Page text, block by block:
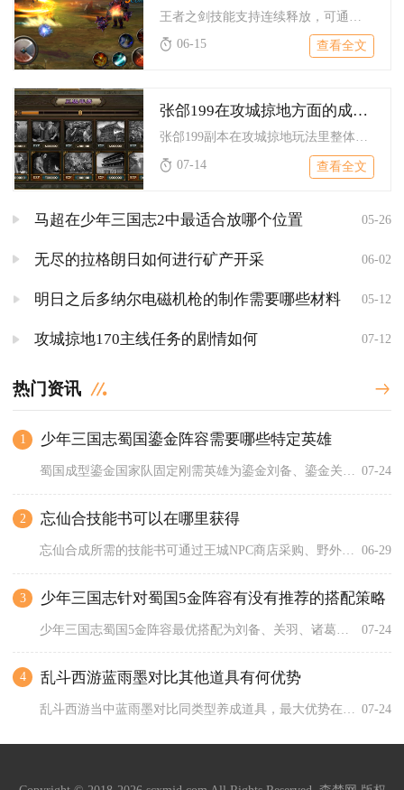
06-15
查看全文
张郃199在攻城掠地方面的成果如何
张郃199副本在攻城掠地玩法里整体攻城通关成果稳定，配齐标准...
07-14
查看全文
马超在少年三国志2中最适合放哪个位置 05-26
无尽的拉格朗日如何进行矿产开采 06-02
明日之后多纳尔电磁机枪的制作需要哪些材料 05-12
攻城掠地170主线任务的剧情如何 07-12
热门资讯
1 少年三国志蜀国鎏金阵容需要哪些特定英雄
蜀国成型鎏金国家队固定刚需英雄为鎏金刘备、鎏金关羽、鎏金诸葛... 07-24
2 忘仙合技能书可以在哪里获得
06-29
3 少年三国志针对蜀国5金阵容有没有推荐的搭配策略
07-24
4 乱斗西游蓝雨墨对比其他道具有何优势
07-24